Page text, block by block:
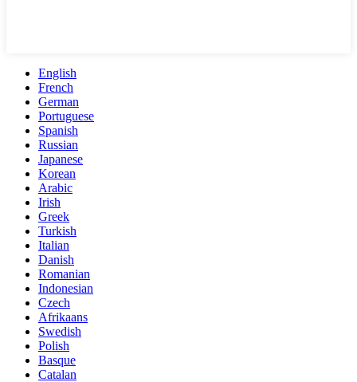
English
French
German
Portuguese
Spanish
Russian
Japanese
Korean
Arabic
Irish
Greek
Turkish
Italian
Danish
Romanian
Indonesian
Czech
Afrikaans
Swedish
Polish
Basque
Catalan